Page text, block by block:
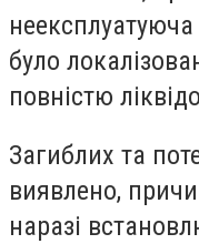
було
повністю
Загиблих та
виявлено,
наразі